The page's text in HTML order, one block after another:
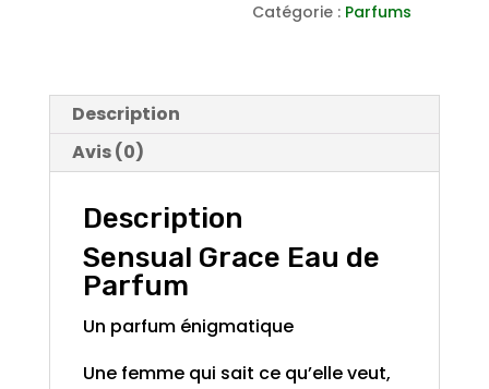
Catégorie : Parfums
Description
Avis (0)
Description
Sensual Grace Eau de
Parfum
Un parfum énigmatique
Une femme qui sait ce qu’elle veut,